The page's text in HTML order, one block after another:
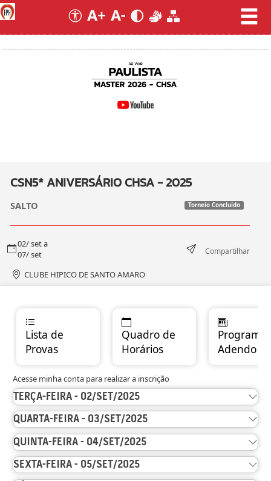
CSN5* ANIVERSÁRIO CHSA - 2025
SALTO Torneio Concluído
02/ set a
07/ set
Compartilhar
CLUBE HIPICO DE SANTO AMARO
Lista de
Provas
Quadro de
Horários
Adendo
Acesse minha conta para realizar a inscrição
TERÇA-FEIRA - 02/SET/2025
QUARTA-FEIRA - 03/SET/2025
QUINTA-FEIRA - 04/SET/2025
SEXTA-FEIRA - 05/SET/2025